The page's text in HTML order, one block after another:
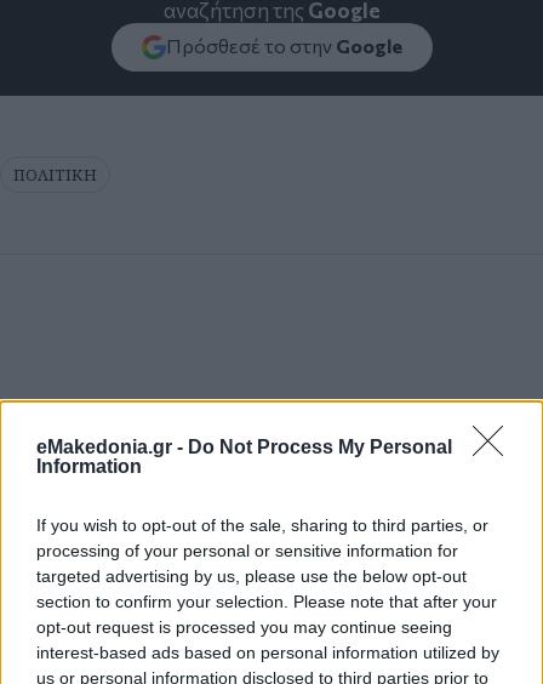
eMakedonia.gr - Do Not Process My Personal
Information
If you wish to opt-out of the sale, sharing to third parties, or
processing of your personal or sensitive information for
targeted advertising by us, please use the below opt-out
section to confirm your selection. Please note that after your
opt-out request is processed you may continue seeing
interest-based ads based on personal information utilized by
us or personal information disclosed to third parties prior to
αναζήτηση της Google
Πρόσθεσέ το στην Google
ΠΟΛΙΤΙΚΗ